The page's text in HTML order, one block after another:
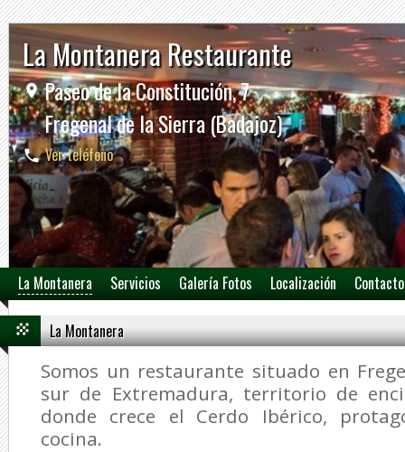
La Montanera Restaurante
Paseo de la Constitución, 7
Fregenal de la Sierra (Badajoz)
Ver teléfono
La Montanera Servicios Galería Fotos Localización
La Montanera
Somos un restaurante situado en
sur de Extremadura, territorio de
donde crece el Cerdo Ibérico,
cocina.